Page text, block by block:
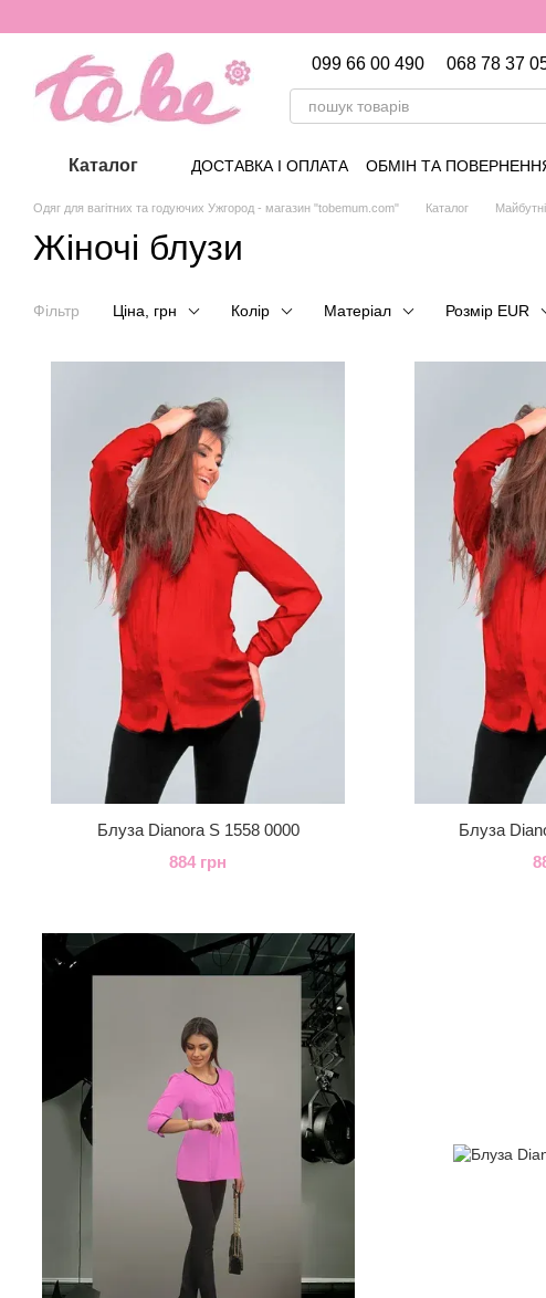
099 66 00 490 068 78 37
Каталог ДОСТАВКА І ОПЛАТА ОБМІН ТА
Одяг для вагітних та годуючих Ужгород - магазин "tobemum.com" Каталог
Жіночі блузи
Фільтр Ціна, грн Колір Матеріал Розмір EUR
Блуза Dianora S 1558 0000
884 грн
Блуза